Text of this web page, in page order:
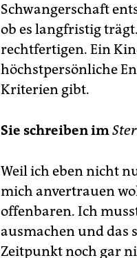
Schwangerschaft
ob es langfristig
rechtfertigen. Ein
höchstpersönliche
Kriterien gibt.
Sie schreiben im
Weil ich eben nicht
mich anvertrauen
offenbaren. Ich
ausmachen und das
Zeitpunkt noch gar